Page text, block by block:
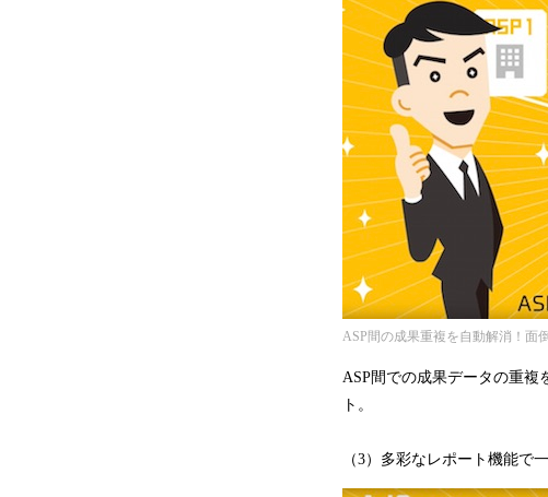
ASP間の成果重複を自動解消！面
ASP間での成果データの重複
ト。
（3）多彩なレポート機能で